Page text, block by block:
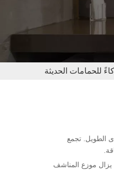
للحمامات الحديثة
التشغيل على المدى الطويل. تجمع
يزال موزع المناشف